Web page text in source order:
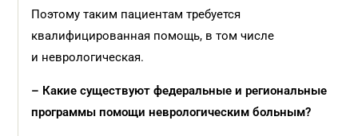
Поэтому таким пациентам требуется
квалифицированная помощь, в том числе
и неврологическая.
– Какие существуют федеральные и региональные
программы помощи неврологическим больным?